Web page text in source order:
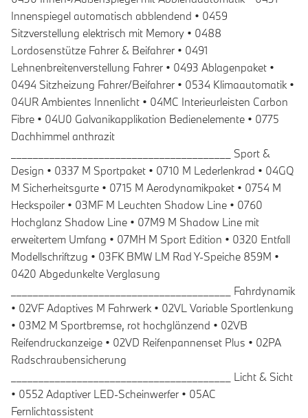
Innenspiegel automatisch abblendend • 0459
Sitzverstellung elektrisch mit Memory • 0488
Lordosenstütze Fahrer & Beifahrer • 0491
Lehnenbreitenverstellung Fahrer • 0493 Ablagenpaket •
0494 Sitzheizung Fahrer/Beifahrer • 0534 Klimaautomatik •
04UR Ambientes Innenlicht • 04MC Interieurleisten Carbon
Fibre • 04U0 Galvanikapplikation Bedienelemente • 0775
Dachhimmel anthrazit
________________________________________ Sport &
Design • 0337 M Sportpaket • 0710 M Lederlenkrad • 04GQ
M Sicherheitsgurte • 0715 M Aerodynamikpaket • 0754 M
Heckspoiler • 03MF M Leuchten Shadow Line • 0760
Hochglanz Shadow Line • 07M9 M Shadow Line mit
erweitertem Umfang • 07MH M Sport Edition • 0320 Entfall
Modellschriftzug • 03FK BMW LM Rad Y-Speiche 859M •
0420 Abgedunkelte Verglasung
________________________________________ Fahrdynamik
• 02VF Adaptives M Fahrwerk • 02VL Variable Sportlenkung
• 03M2 M Sportbremse, rot hochglänzend • 02VB
Reifendruckanzeige • 02VD Reifenpannenset Plus • 02PA
Radschraubensicherung
________________________________________ Licht & Sicht
• 0552 Adaptiver LED-Scheinwerfer • 05AC
Fernlichtassistent